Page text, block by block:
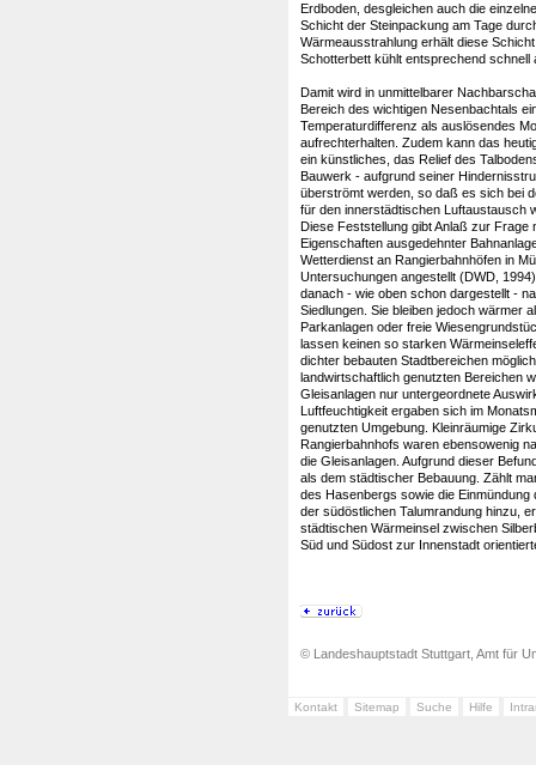
Erdboden, desgleichen auch die
Schicht der Steinpackung am Tage
Wärmeausstrahlung erhält diese
Schotterbett kühlt entsprechend schnell
Damit wird in unmittelbarer
Bereich des wichtigen Nesenbachtals
Temperaturdifferenz als auslösendes
aufrechterhalten. Zudem kann das
ein künstliches, das Relief des
Bauwerk - aufgrund seiner
überströmt werden, so daß es sich bei
für den innerstädtischen Luftaustausch
Diese Feststellung gibt Anlaß zur Frage
Eigenschaften ausgedehnter
Wetterdienst an Rangierbahnhöfen in
Untersuchungen angestellt (DWD,
danach - wie oben schon dargestellt -
Siedlungen. Sie bleiben jedoch wärmer
Parkanlagen oder freie
lassen keinen so starken
dichter bebauten Stadtbereichen
landwirtschaftlich genutzten Bereichen
Gleisanlagen nur untergeordnete
Luftfeuchtigkeit ergaben sich im
genutzten Umgebung. Kleinräumige
Rangierbahnhofs waren ebensowenig
die Gleisanlagen. Aufgrund dieser
als dem städtischer Bebauung. Zählt
des Hasenbergs sowie die
der südöstlichen Talumrandung hinzu,
städtischen Wärmeinsel zwischen
Süd und Südost zur Innenstadt
© Landeshauptstadt Stuttgart, Amt für
Kontakt Sitemap Suche Hilfe